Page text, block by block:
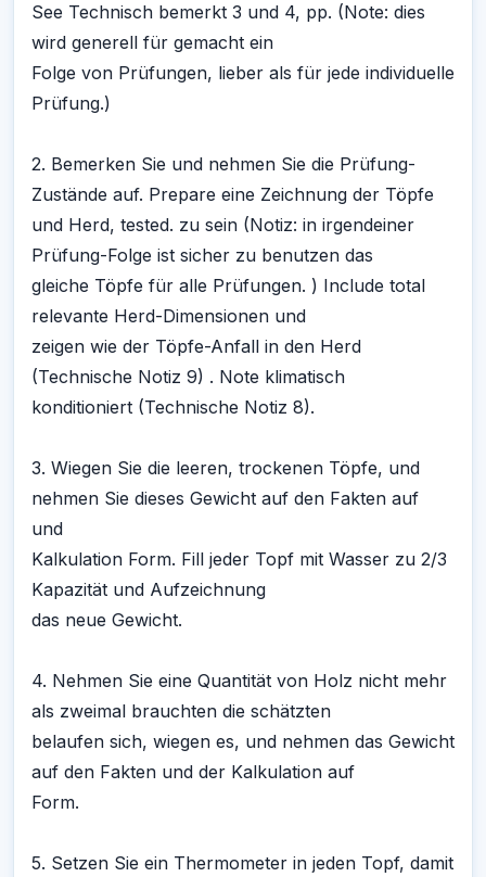
See Technisch bemerkt 3 und 4, pp. (Note: dies
wird generell für gemacht ein
Folge von Prüfungen, lieber als für jede individuelle
Prüfung.)
2. Bemerken Sie und nehmen Sie die Prüfung-
Zustände auf. Prepare eine Zeichnung der Töpfe
und Herd, tested. zu sein (Notiz: in irgendeiner
Prüfung-Folge ist sicher zu benutzen das
gleiche Töpfe für alle Prüfungen. ) Include total
relevante Herd-Dimensionen und
zeigen wie der Töpfe-Anfall in den Herd
(Technische Notiz 9) . Note klimatisch
konditioniert (Technische Notiz 8).
3. Wiegen Sie die leeren, trockenen Töpfe, und
nehmen Sie dieses Gewicht auf den Fakten auf
und
Kalkulation Form. Fill jeder Topf mit Wasser zu 2/3
Kapazität und Aufzeichnung
das neue Gewicht.
4. Nehmen Sie eine Quantität von Holz nicht mehr
als zweimal brauchten die schätzten
belaufen sich, wiegen es, und nehmen das Gewicht
auf den Fakten und der Kalkulation auf
Form.
5. Setzen Sie ein Thermometer in jeden Topf, damit